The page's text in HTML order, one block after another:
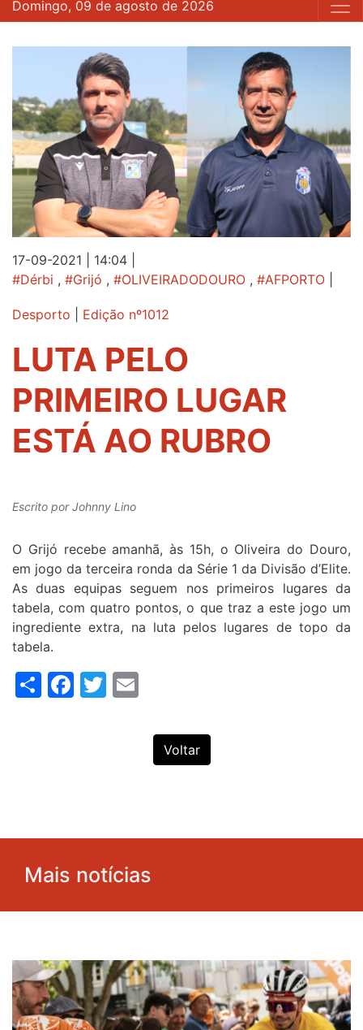
Domingo, 09 de agosto de 2026
17-09-2021 | 14:04
#Dérbi , #Grijó , #OLIVEIRADODOURO , #AFPORTO
Desporto Edição nº1012
LUTA PELO
PRIMEIRO LUGAR
ESTÁ AO RUBRO
Escrito porJohnny Lino
O Grijó recebe amanhã, às 15h, o Oliveira do Douro,
em jogo da terceira ronda da Série 1 da Divisão d’Elite.
As duas equipas seguem nos primeiros lugares da
tabela, com quatro pontos, o que traz a este jogo um
ingrediente extra, na luta pelos lugares de topo da
tabela.
ShareFacebook
Twitter
Voltar
Mais notícias